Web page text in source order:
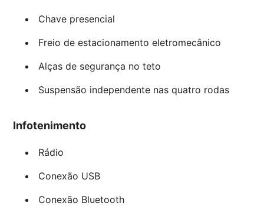
Chave presencial
Freio de estacionamento eletromecânico
Alças de segurança no teto
Suspensão independente nas quatro rodas
Infotenimento
Rádio
Conexão USB
Conexão Bluetooth